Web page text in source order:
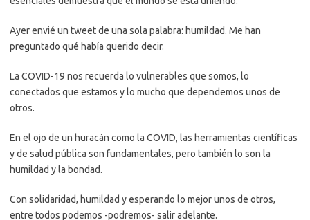
Ayer envié un tweet de una sola palabra: humildad. Me han
preguntado qué había querido decir.
La COVID-19 nos recuerda lo vulnerables que somos, lo
conectados que estamos y lo mucho que dependemos unos de
otros.
En el ojo de un huracán como la COVID, las herramientas científicas
y de salud pública son fundamentales, pero también lo son la
humildad y la bondad.
Con solidaridad, humildad y esperando lo mejor unos de otros,
entre todos podemos -podremos- salir adelante.